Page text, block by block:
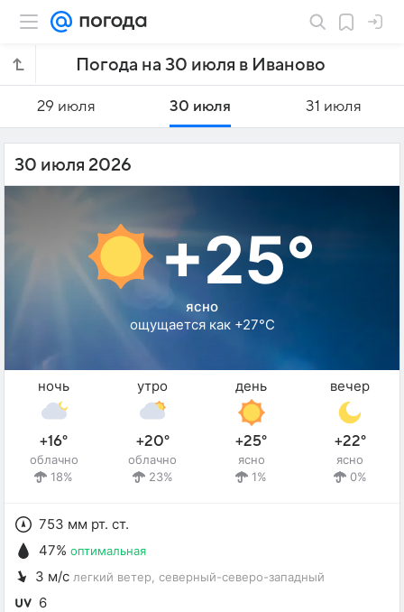
Погода на 30 июля в Иваново
29 июля 30 июля 31 июля
30 июля 2026
+25°
ясно
ощущается как +27°C
ночь
+16°
облачно
18%
утро
+20°
облачно
23%
день
+25°
ясно
1%
вечер
+22°
ясно
0%
753 мм рт. ст.
47% оптимальная
3 м/с легкий ветер , северный-северо-западный
6